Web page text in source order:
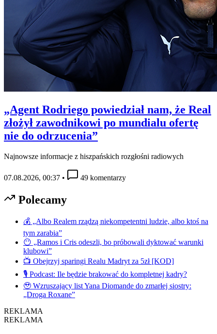
„Agent Rodriego powiedział nam, że Real
złożył zawodnikowi po mundialu ofertę
nie do odrzucenia”
Najnowsze informacje z hiszpańskich rozgłośni radiowych
07.08.2026, 00:37 • 49 komentarzy
Polecamy
💰 „Albo Realem rządzą niekompetentni ludzie, albo ktoś na
tym zarabia”
😶 „Ramos i Cris odeszli, bo próbowali dyktować warunki
klubowi”
📺 Obejrzyj sparingi Realu Madryt za 5zł [KOD]
🎙️ Podcast: Ile będzie brakować do kompletnej kadry?
🥹 Wzruszający list Yana Diomande do zmarłej siostry:
„Droga Roxane”
REKLAMA
REKLAMA